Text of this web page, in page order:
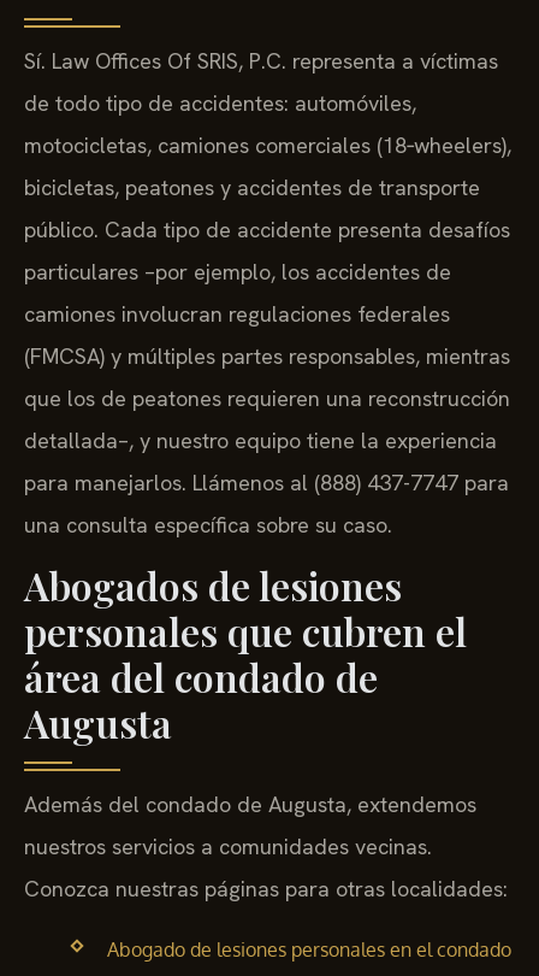
Sí. Law Offices Of SRIS, P.C. representa a víctimas
de todo tipo de accidentes: automóviles,
motocicletas, camiones comerciales (18‑wheelers),
bicicletas, peatones y accidentes de transporte
público. Cada tipo de accidente presenta desafíos
particulares –por ejemplo, los accidentes de
camiones involucran regulaciones federales
(FMCSA) y múltiples partes responsables, mientras
que los de peatones requieren una reconstrucción
detallada–, y nuestro equipo tiene la experiencia
para manejarlos. Llámenos al (888) 437-7747 para
una consulta específica sobre su caso.
Abogados de lesiones
personales que cubren el
área del condado de
Augusta
Además del condado de Augusta, extendemos
nuestros servicios a comunidades vecinas.
Conozca nuestras páginas para otras localidades:
Abogado de lesiones personales en el condado